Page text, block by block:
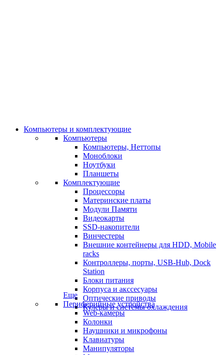
Компьютеры и комплектующие
Компьютеры
Компьютеры, Неттопы
Моноблоки
Ноутбуки
Планшеты
Комплектующие
Процессоры
Материнские платы
Модули Памяти
Видеокарты
SSD-накопители
Винчестеры
Внешние контейнеры для HDD, Mobile
racks
Контроллеры, порты, USB-Hub, Dock
Station
Блоки питания
Корпуса и акссесуары
Оптические приводы
Кулеры и системы охлаждения
Еще
Периферийные устройства
Web-камеры
Колонки
Наушники и микрофоны
Клавиатуры
Манипуляторы